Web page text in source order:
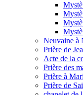
Neuvaine à
Prière de
Acte de la
Prière des
Prière à
Prière de